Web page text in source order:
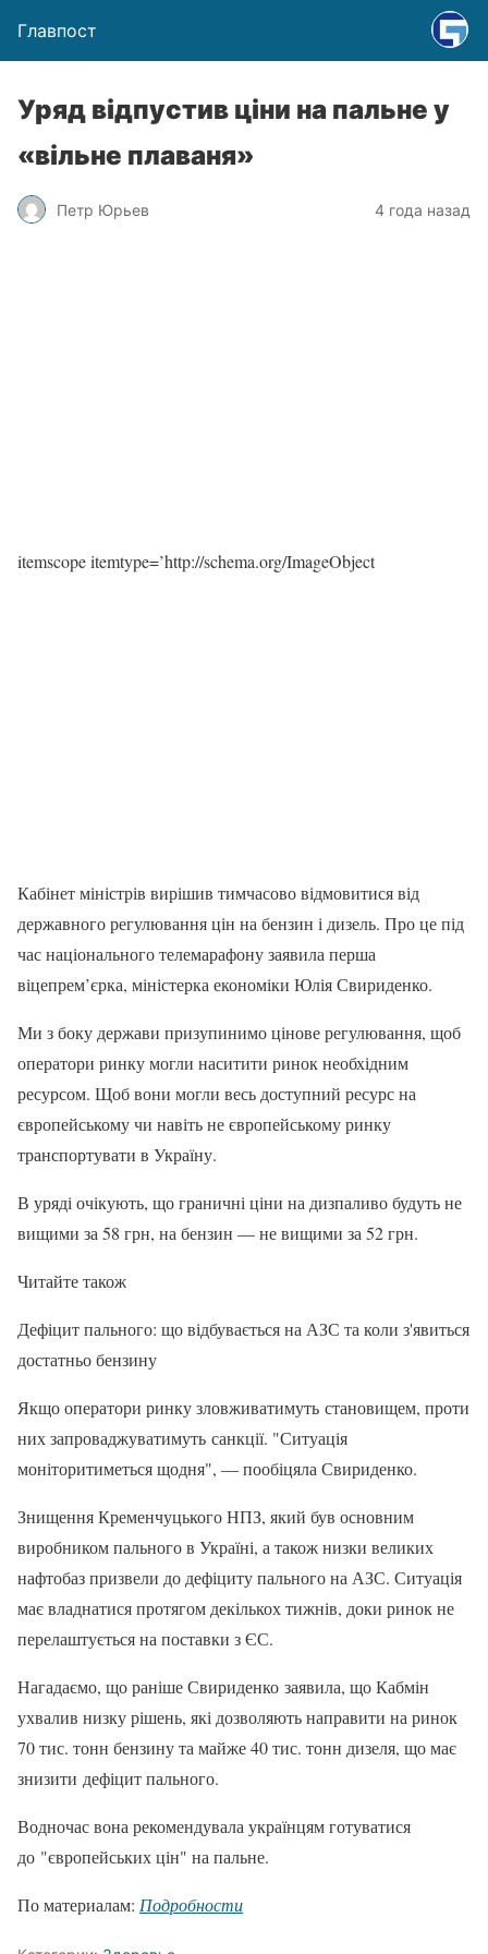
Главпост
Уряд відпустив ціни на пальне у
«вільне плаваня»
Петр Юрьев 4 года назад
itemscope itemtype=’http://schema.org/ImageObject
Кабінет міністрів вирішив тимчасово відмовитися від
державного регулювання цін на бензин і дизель. Про це під
час національного телемарафону заявила перша
віцепрем’єрка, міністерка економіки Юлія Свириденко.
Ми з боку держави призупинимо цінове регулювання, щоб
оператори ринку могли наситити ринок необхідним
ресурсом. Щоб вони могли весь доступний ресурс на
європейському чи навіть не європейському ринку
транспортувати в Україну.
В уряді очікують, що граничні ціни на дизпаливо будуть не
вищими за 58 грн, на бензин — не вищими за 52 грн.
Читайте також
Дефіцит пального: що відбувається на АЗС та коли з'явиться
достатньо бензину
Якщо оператори ринку зловживатимуть становищем, проти
них запроваджуватимуть санкції. "Ситуація
моніторитиметься щодня", — пообіцяла Свириденко.
Знищення Кременчуцького НПЗ, який був основним
виробником пального в Україні, а також низки великих
нафтобаз призвели до дефіциту пального на АЗС. Ситуація
має владнатися протягом декількох тижнів, доки ринок не
перелаштується на поставки з ЄС.
Нагадаємо, що раніше Свириденко заявила, що Кабмін
ухвалив низку рішень, які дозволяють направити на ринок
70 тис. тонн бензину та майже 40 тис. тонн дизеля, що має
знизити дефіцит пального.
Водночас вона рекомендувала українцям готуватися
до "європейських цін" на пальне.
По материалам: Подробности